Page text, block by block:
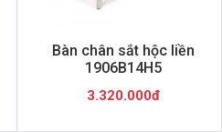
Bàn chân sắt hộc liền
1906B14H5
3.320.000đ